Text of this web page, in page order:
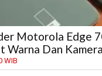
Motorola Edge
Warna Dan
WIB